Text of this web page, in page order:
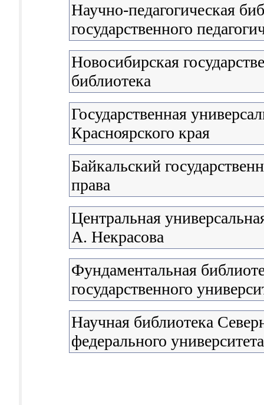
Научно-педагогическая
государственного
Новосибирская
библиотека
Государственная
Красноярского края
Байкальский
права
Центральная
А. Некрасова
Фундаментальная
государственного
Научная библиотека
федерального